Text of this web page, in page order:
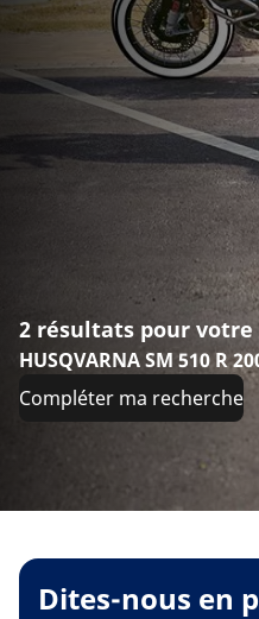
2 résultats pour votre
HUSQVARNA SM 510 R
Compléter ma recherche
Dites-nous en